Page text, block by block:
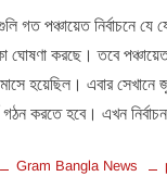
গত পঞ্চায়েত নির্বাচনে
ঘোষণা করছে। তবে
মাসে হয়েছিল। এবার
করতে হবে। এখন
Gram Bangla News